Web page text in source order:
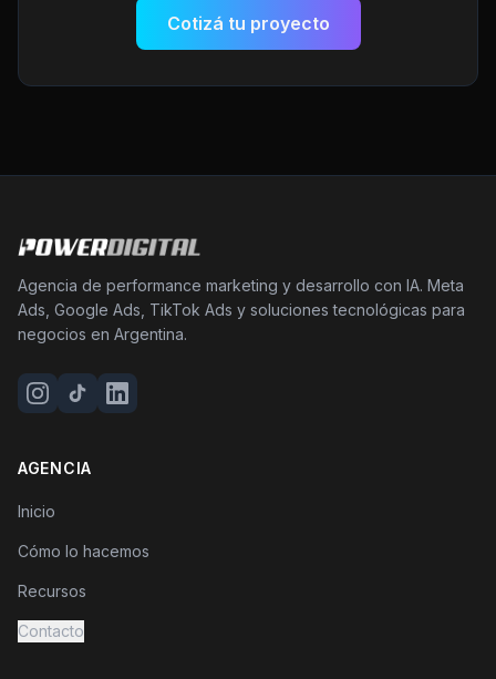
Cotizá tu proyecto
Agencia de performance marketing y desarrollo con IA. Meta
Ads, Google Ads, TikTok Ads y soluciones tecnológicas para
negocios en Argentina.
AGENCIA
Inicio
Cómo lo hacemos
Recursos
Contacto